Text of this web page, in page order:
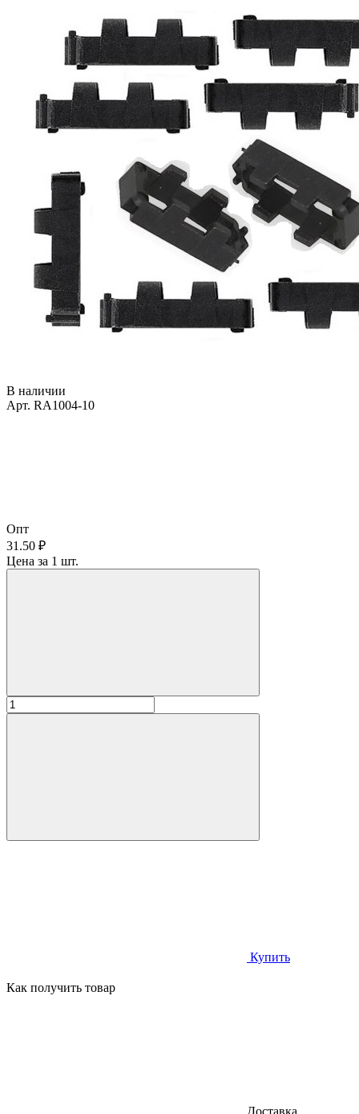
В наличии
Арт. RA1004-10
Опт
31.50 ₽
Цена за 1 шт.
Купить
Как получить товар
Доставка